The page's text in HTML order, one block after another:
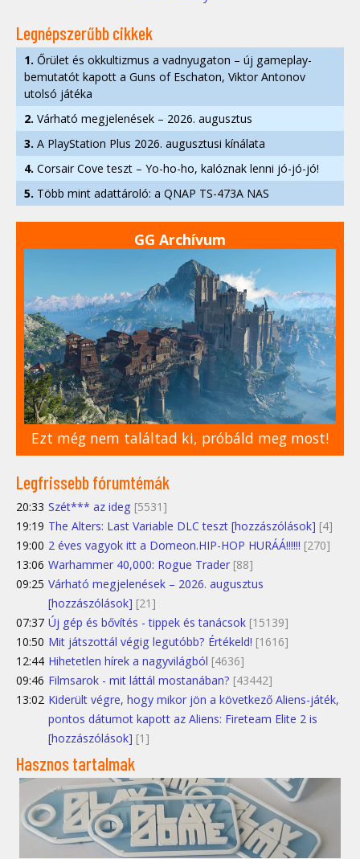
Legnépszerűbb cikkek
1. Őrület és okkultizmus a vadnyugaton – új gameplay-
bemutatót kapott a Guns of Eschaton, Viktor Antonov
utolsó játéka
2. Várható megjelenések – 2026. augusztus
3. A PlayStation Plus 2026. augusztusi kínálata
4. Corsair Cove teszt – Yo-ho-ho, kalóznak lenni jó-jó-jó!
5. Több mint adattároló: a QNAP TS-473A NAS
GG Archívum
Ezt még nem találtad ki, próbáld meg most!
Legfrissebb fórumtémák
20:33 Szét*** az ideg [5531]
19:19 The Alters: Last Variable DLC teszt [hozzászólások] [4]
19:00 2 éves vagyok itt a Domeon.HIP-HOP HURÁÁ!!!!!! [270]
13:06 Warhammer 40,000: Rogue Trader [88]
09:25 Várható megjelenések – 2026. augusztus
[hozzászólások] [21]
07:37 Új gép és bővítés - tippek és tanácsok [15139]
10:50 Mit játszottál végig legutóbb? Értékeld! [1616]
12:44 Hihetetlen hírek a nagyvilágból [4636]
09:46 Filmsarok - mit láttál mostanában? [43442]
13:02 Kiderült végre, hogy mikor jön a következő Aliens-játék,
pontos dátumot kapott az Aliens: Fireteam Elite 2 is
[hozzászólások] [1]
Hasznos tartalmak